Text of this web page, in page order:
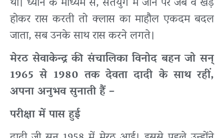
होकर रास करती तो क्लास का माहौल एकदम बदल
जाता, सब उनके साथ रास करने लगते।
मेरठ सेवाकेन्द्र की संचालिका विनोद बहन जो सन्
1965 से 1980 तक देवता दादी के साथ रहीं,
अपना अनुभव सुनाती हैं –
परीक्षा में पास हुई